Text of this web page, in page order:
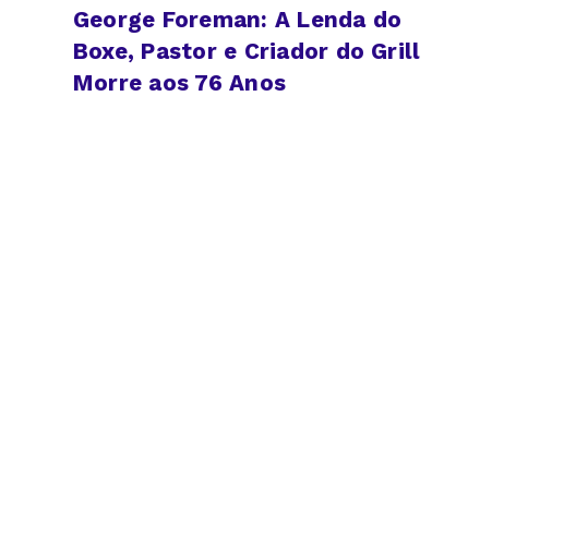
George Foreman: A Lenda do
Boxe, Pastor e Criador do Grill
Morre aos 76 Anos